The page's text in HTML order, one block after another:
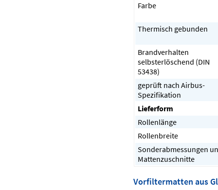
Farbe
Thermisch gebunden
Brandverhalten
selbsterlöschend (DIN
53438)
geprüft nach Airbus-
Spezifikation
Lieferform
Rollenlänge
Rollenbreite
Sonderabmessungen
Mattenzuschnitte
Vorfiltermatten aus